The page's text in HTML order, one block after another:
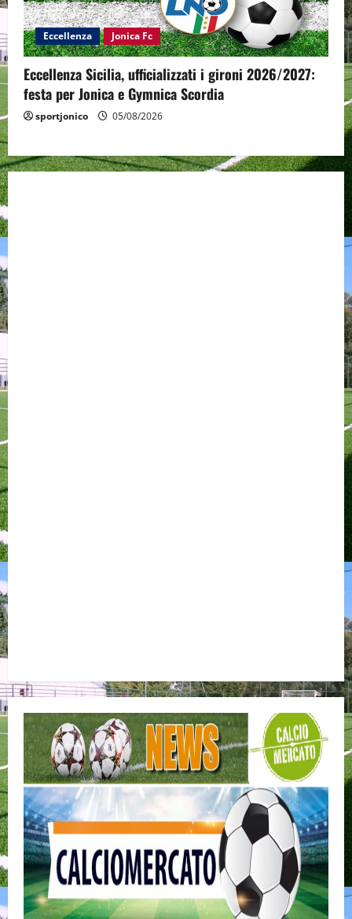
Eccellenza Jonica Fc
Eccellenza Sicilia, ufficializzati i gironi 2026/2027:
festa per Jonica e Gymnica Scordia
sportjonico 05/08/2026